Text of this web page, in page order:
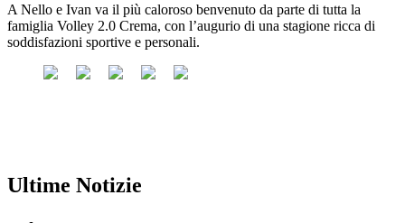
A Nello e Ivan va il più caloroso benvenuto da parte di tutta la
famiglia Volley 2.0 Crema, con l’augurio di una stagione ricca di
soddisfazioni sportive e personali.
Ultime Notizie